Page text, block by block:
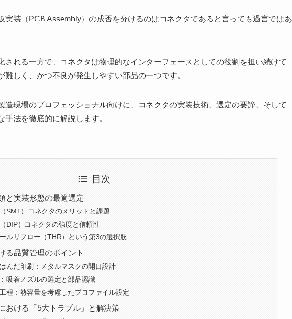
実装（PCB Assembly）の成否を分けるのはコネクタであると言っても過言ではあ
される一方で、コネクタは物理的なインターフェースとしての役割を担い続けて
難しく、かつ不良が発生しやすい部品の一つです。
造現場のプロフェッショナル向けに、コネクタの実装技術、選定の要諦、そして
法を徹底的に解説します。
目次
と実装形態の最適選定
SMT）コネクタのメリットと課題
DIP）コネクタの強度と信頼性
ルリフロー（THR）という第3の選択肢
る品質管理のポイント
んだ印刷：メタルマスクの開口設計
吸着ノズルの選定と部品認識
程：熱容量を考慮したプロファイル設定
おける「5大トラブル」と解決策